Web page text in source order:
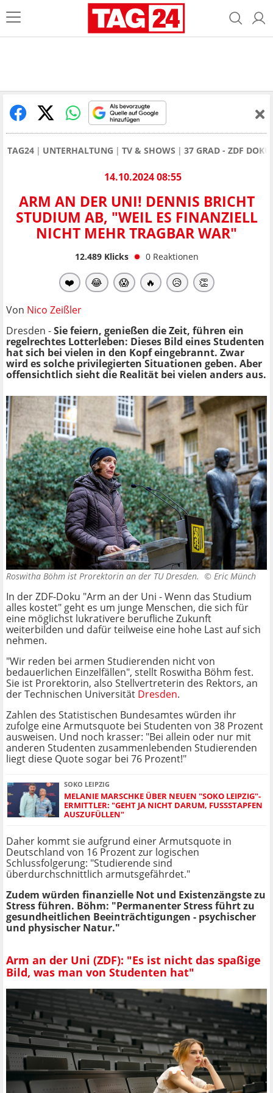
TAG24 UNTERHALTUNG TV & SHOWS 37 GRAD - ZDF DOKU
14.10.2024 08:55
ARM AN DER UNI! DENNIS BRICHT
STUDIUM AB, "WEIL ES FINANZIELL
NICHT MEHR TRAGBAR WAR"
12.489Klicks 0 Reaktionen
❤️ 😂 😱 🔥 😥 👏
Von Nico Zeißler
Dresden -Sie feiern, genießen die Zeit, führen ein
regelrechtes Lotterleben: Dieses Bild eines Studenten
hat sich bei vielen in den Kopf eingebrannt. Zwar
wird es solche privilegierten Situationen geben. Aber
offensichtlich sieht die Realität bei vielen anders aus.
Roswitha Böhm ist Prorektorin an der TU Dresden. © Eric Münch
In der ZDF-Doku "Arm an der Uni - Wenn das Studium
alles kostet" geht es um junge Menschen, die sich für
eine möglichst lukrativere berufliche Zukunft
weiterbilden und dafür teilweise eine hohe Last auf sich
nehmen.
"Wir reden bei armen Studierenden nicht von
bedauerlichen Einzelfällen", stellt Roswitha Böhm fest.
Sie ist Prorektorin, also Stellvertreterin des Rektors, an
der Technischen Universität Dresden.
Zahlen des Statistischen Bundesamtes würden ihr
zufolge eine Armutsquote bei Studenten von 38 Prozent
ausweisen. Und noch krasser: "Bei allein oder nur mit
anderen Studenten zusammenlebenden Studierenden
liegt diese Quote sogar bei 76 Prozent!"
SOKO LEIPZIG
MELANIE MARSCHKE ÜBER NEUEN "SOKO LEIPZIG"-
ERMITTLER: "GEHT JA NICHT DARUM, FUSSSTAPFEN A
USZUFÜLLEN"
Daher kommt sie aufgrund einer Armutsquote in
Deutschland von 16 Prozent zur logischen
Schlussfolgerung: "Studierende sind
überdurchschnittlich armutsgefährdet."
Zudem würden finanzielle Not und Existenzängste zu
Stress führen. Böhm: "Permanenter Stress führt zu
gesundheitlichen Beeinträchtigungen - psychischer
und physischer Natur."
Arm an der Uni (ZDF): "Es ist nicht das spaßige
Bild, was man von Studenten hat"